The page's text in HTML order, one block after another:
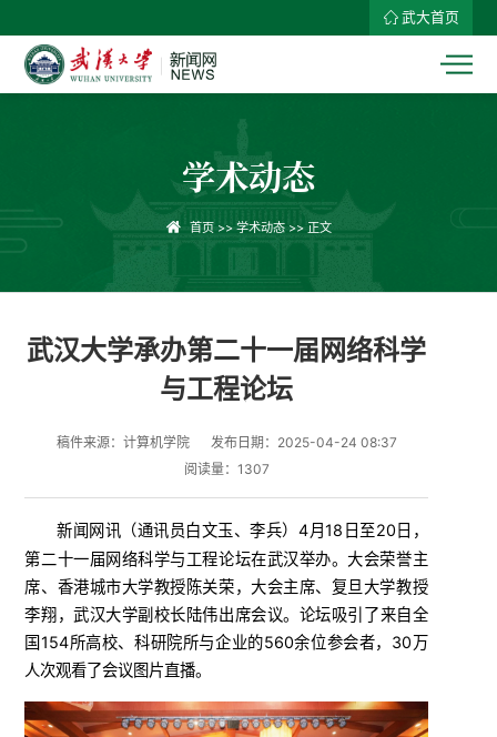
武大首页
学术动态
首页>>学术动态>> 正文
武汉大学承办第二十一届网络科学
与工程论坛
稿件来源：计算机学院
发布日期：2025-04-24 08:37
阅读量： 1307
新闻网讯（通讯员白文玉、李兵）4月18日至20日，
第二十一届网络科学与工程论坛在武汉举办。大会荣誉主
席、香港城市大学教授陈关荣，大会主席、复旦大学教授
李翔，武汉大学副校长陆伟出席会议。论坛吸引了来自全
国154所高校、科研院所与企业的560余位参会者，30万
人次观看了会议图片直播。